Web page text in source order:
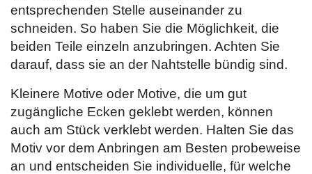
entsprechenden Stelle auseinander zu
schneiden. So haben Sie die Möglichkeit, die
beiden Teile einzeln anzubringen. Achten Sie
darauf, dass sie an der Nahtstelle bündig sind.
Kleinere Motive oder Motive, die um gut
zugängliche Ecken geklebt werden, können
auch am Stück verklebt werden. Halten Sie das
Motiv vor dem Anbringen am Besten probeweise
an und entscheiden Sie individuelle, für welche